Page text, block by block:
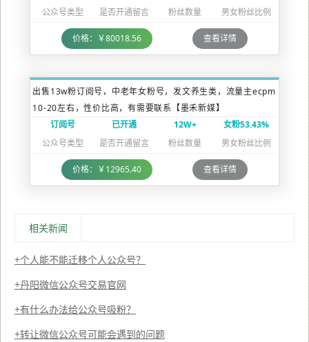
公众号类型
是否开通留言
粉丝数量
男女粉丝比例
价格：￥80018.56 查看详情
出售13w粉订阅号，中老年女粉号，发文养生类，流量主ecpm
10-20左右，性价比高，有需要联系【墨禾新媒】
订阅号
公众号类型
已开通
是否开通留言
12W+
粉丝数量
女粉53.43%
男女粉丝比例
价格：￥12965.40 查看详情
相关新闻
个人能不能迁移个人公众号？
丹阳微信公众号交易官网
有什么办法给公众号吸粉？
转让微信公众号可能会遇到的问题